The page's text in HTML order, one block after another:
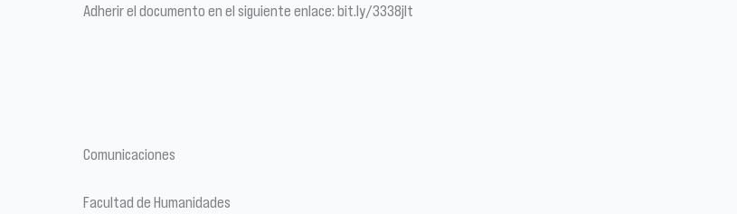
Adherir el documento en el siguiente enlace: bit.ly/3338jlt
Comunicaciones
Facultad de Humanidades